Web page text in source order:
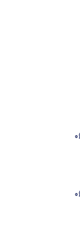
0
0